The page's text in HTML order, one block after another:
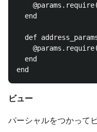
  end
def
  end
ビュー
パーシャルをつかって